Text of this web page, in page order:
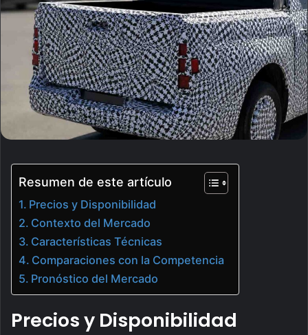
Resumen de este artículo
Precios y Disponibilidad
Contexto del Mercado
Características Técnicas
Comparaciones con la Competencia
Pronóstico del Mercado
Precios y Disponibilidad